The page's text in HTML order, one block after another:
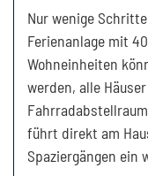
Nur wenige
Ferienanlage mit
Wohneinheiten
werden, alle
führt direkt am
Spaziergängen ein